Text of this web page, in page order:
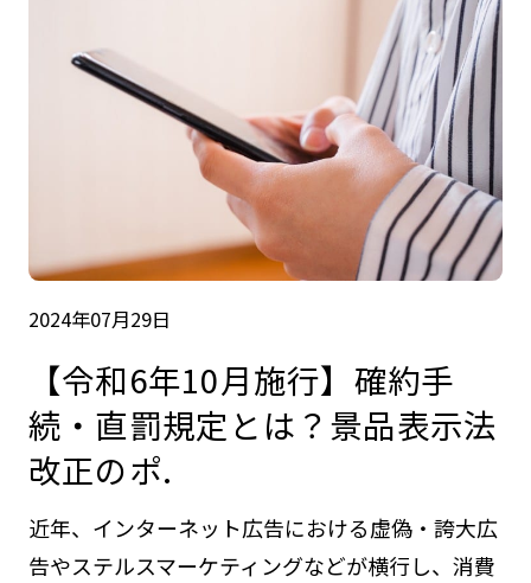
2024年07月29日
【令和6年10月施行】確約手
続・直罰規定とは？景品表示法
改正のポ.
近年、インターネット広告における虚偽・誇大広
告やステルスマーケティングなどが横行し、消費